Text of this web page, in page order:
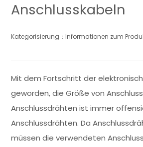
Anschlusskabeln
Kategorisierung：Informationen zum
Mit dem Fortschritt der
geworden, die Größe von
Anschlussdrähten ist immer
Anschlussdrähten. Da
müssen die verwendeten